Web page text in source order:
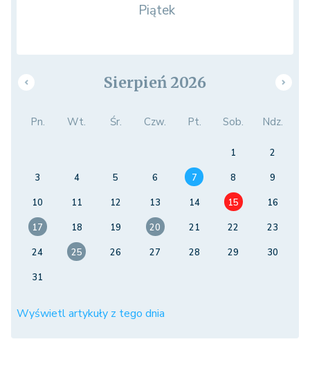
Piątek
Sierpień 2026
Pn. Wt. Śr. Czw. Pt. Sob. Ndz.
1
2
3
4 5 6 7 8
9
10
11 12 13 14 15
16
17
18 19 20 21 22
23
24
25 26 27 28 29
30
31
Wyświetl artykuły z tego dnia